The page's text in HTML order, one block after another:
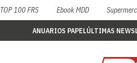
TOP 100 FRS Ebook MDD
ANUARIOS PAPELÚLTIMAS